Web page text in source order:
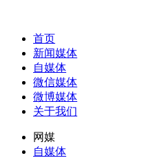
首页
新闻媒体
自媒体
微信媒体
微博媒体
关于我们
网媒
自媒体